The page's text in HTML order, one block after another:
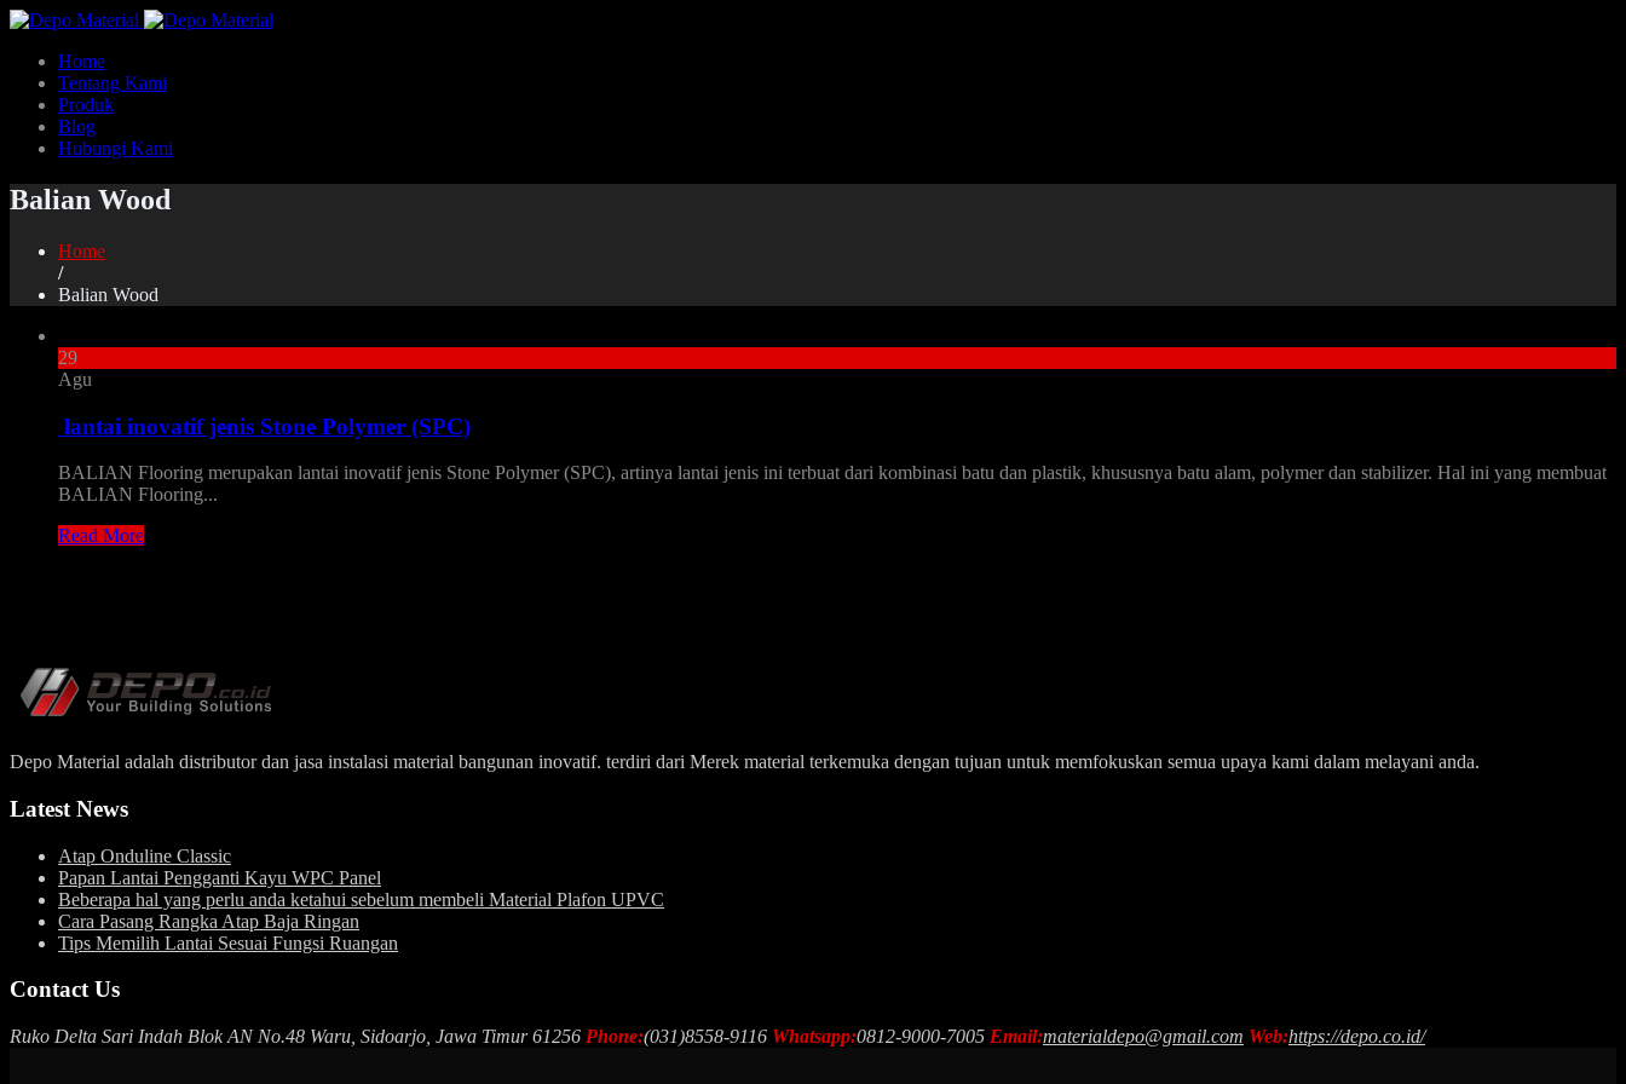
Home
Tentang Kami
Produk
Blog
Hubungi Kami
Balian Wood
Home
/
Balian Wood
29
Agu
lantai inovatif jenis Stone Polymer (SPC)
BALIAN Flooring merupakan lantai inovatif jenis Stone Polymer (SPC), artinya lantai jenis ini terbuat dari kombinasi batu dan plastik, khususnya batu alam, polymer dan stabilizer. Hal ini yang membuat
BALIAN Flooring...
Read More
Depo Material adalah distributor dan jasa instalasi material bangunan inovatif. terdiri dari Merek material terkemuka dengan tujuan untuk memfokuskan semua upaya kami dalam melayani anda.
Latest News
Atap Onduline Classic
Papan Lantai Pengganti Kayu WPC Panel
Beberapa hal yang perlu anda ketahui sebelum membeli Material Plafon UPVC
Cara Pasang Rangka Atap Baja Ringan
Tips Memilih Lantai Sesuai Fungsi Ruangan
Contact Us
Ruko Delta Sari Indah Blok AN No.48 Waru, Sidoarjo, Jawa Timur 61256 Phone:(031)8558-9116 Whatsapp:0812-9000-7005 Email:materialdepo@gmail.com Web:https://depo.co.id/